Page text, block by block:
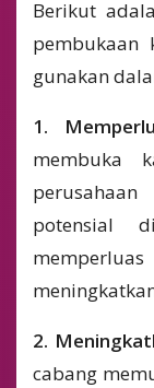
Berikut
pembukaan
gunakan
1.
membuka
potensial
2.
cabang